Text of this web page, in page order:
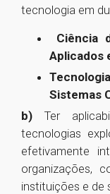
tecnologia em
Ciência
Aplicados
Sistemas
b) Ter
tecnologias
efetivamente
organizações,
instituições e de